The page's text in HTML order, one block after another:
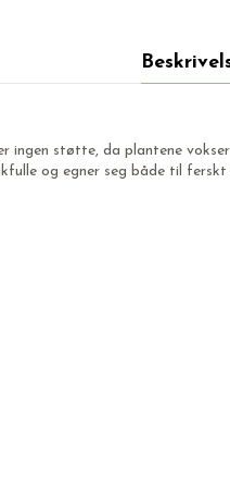
støtte, da plantene
og egner seg både til